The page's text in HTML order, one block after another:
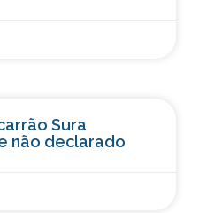
Sura
não declarado